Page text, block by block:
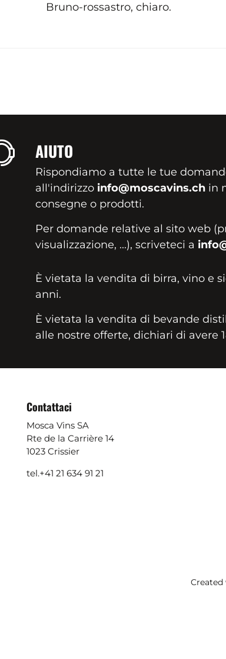
Bruno-rossastro, chiaro.
AIUTO
Rispondiamo a tutte le tue
all'indirizzo info@moscavins.ch in
consegne o prodotti.
Per domande relative al sito web
visualizzazione, ...), scriveteci a
È vietata la vendita di birra, vino e
anni.
È vietata la vendita di bevande
alle nostre offerte, dichiari di avere
Contattaci
Mosca Vins SA
Rte de la Carrière 14
1023 Crissier
tel.+41 21 634 91 21